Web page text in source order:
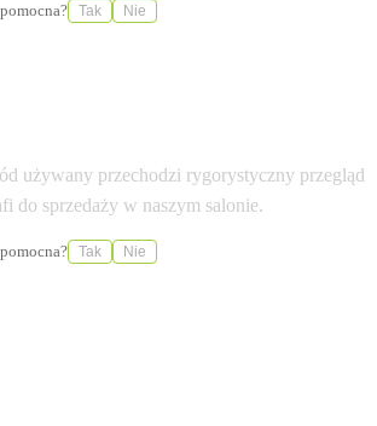
Tak Nie
używany przechodzi rygorystyczny przegląd
do sprzedaży w naszym salonie.
Tak Nie